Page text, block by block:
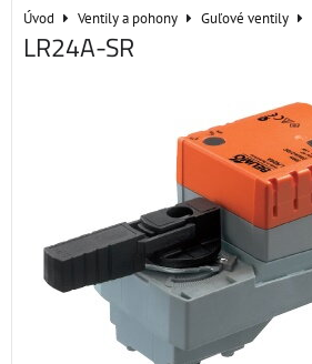
Úvod Ventily a pohony Guľové ventily
LR24A-SR